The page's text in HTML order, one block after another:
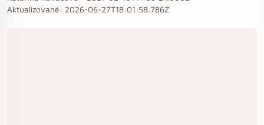
Aktualizované: 2026-06-27T18:01:58.786Z